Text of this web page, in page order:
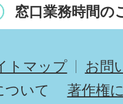
窓口業務時間の
トマップ
お問
ついて
著作権